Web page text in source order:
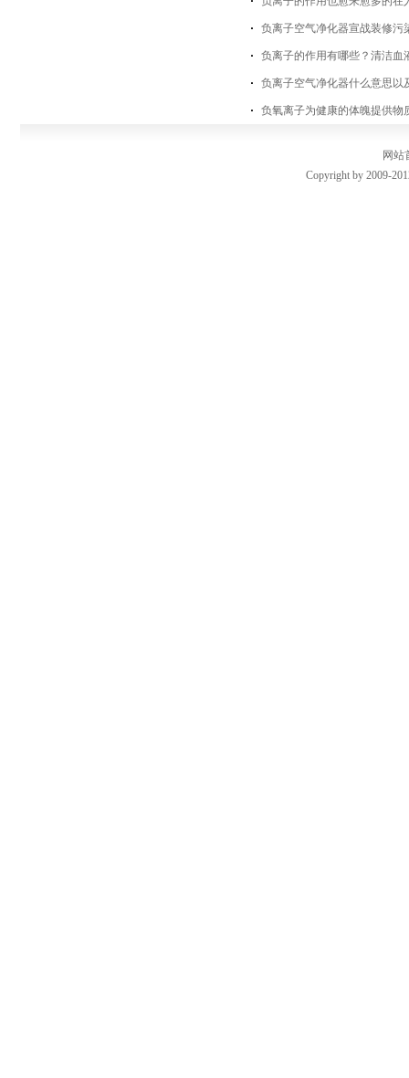
负离子空气净化器宣战装修污
负离子的作用有哪些？清洁血
负离子空气净化器什么意思以
负氧离子为健康的体魄提供物
网站
Copyright by 2009-